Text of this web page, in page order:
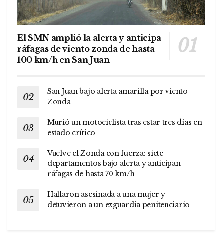
El SMN amplió la alerta y anticipa
ráfagas de viento zonda de hasta
100 km/h en San Juan
San Juan bajo alerta amarilla por viento
Zonda
Murió un motociclista tras estar tres días en
estado crítico
Vuelve el Zonda con fuerza: siete
departamentos bajo alerta y anticipan
ráfagas de hasta 70 km/h
Hallaron asesinada a una mujer y
detuvieron a un exguardia penitenciario